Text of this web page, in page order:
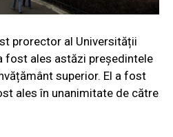
prorector al Universității
fost ales astăzi președintele
superior. El a fost
ales în unanimitate de către